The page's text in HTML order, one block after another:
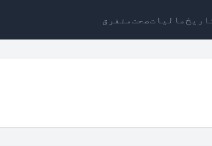
مالیاتصحتمتفرق